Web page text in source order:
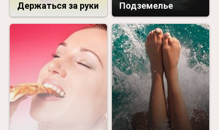
Держаться за руки Подземелье